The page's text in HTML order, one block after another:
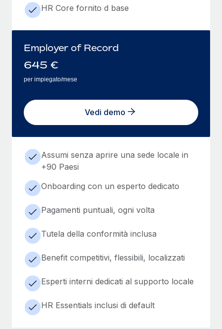
HR Core fornito d base
Employer of Record
645 €
per impiegato/mese
Vedi demo
Assumi senza aprire una sede locale in
+90 Paesi
Onboarding con un esperto dedicato
Pagamenti puntuali, ogni volta
Tutela della conformità inclusa
Benefit competitivi, flessibili, localizzati
Esperti interni dedicati al supporto locale
HR Essentials inclusi di default